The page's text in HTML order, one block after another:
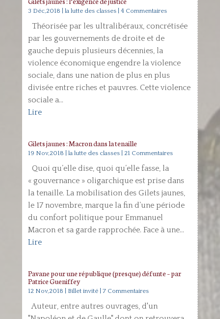
3 Déc,2018 la lutte des classes| 4 Commentaires
Théorisée par les ultralibéraux, concrétisée
par les gouvernements de droite et de
gauche depuis plusieurs décennies, la
violence économique engendre la violence
sociale, dans une nation de plus en plus
divisée entre riches et pauvres. Cette violence
sociale a...
Lire
Gilets jaunes : Macron dans la tenaille
19 Nov,2018 la lutte des classes| 21 Commentaires
Quoi qu’elle dise, quoi qu’elle fasse, la
« gouvernance » oligarchique est prise dans
la tenaille. La mobilisation des Gilets jaunes,
le 17 novembre, marque la fin d’une période
du confort politique pour Emmanuel
Macron et sa garde rapprochée. Face à une...
Lire
Pavane pour une république (presque) défunte – par
Patrice Gueniffey
12 Nov,2018 Billet invité| 7 Commentaires
Auteur, entre autres ouvrages, d'un